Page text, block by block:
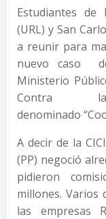
Estudiantes de
(URL) y San
a reunir para
nuevo caso
Ministerio
Contra
denominado
A decir de la
(PP) negoció
pidieron
millones. Varios
las empresas